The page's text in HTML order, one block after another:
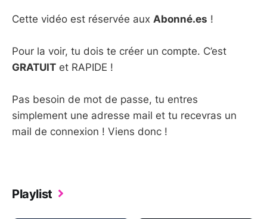
Cette vidéo est réservée aux Abonné.es !
Pour la voir, tu dois te créer un compte. C’est
GRATUIT et RAPIDE !
Pas besoin de mot de passe, tu entres
simplement une adresse mail et tu recevras un
mail de connexion ! Viens donc !
Playlist